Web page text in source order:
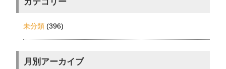
未分類 (396)
月別アーカイブ